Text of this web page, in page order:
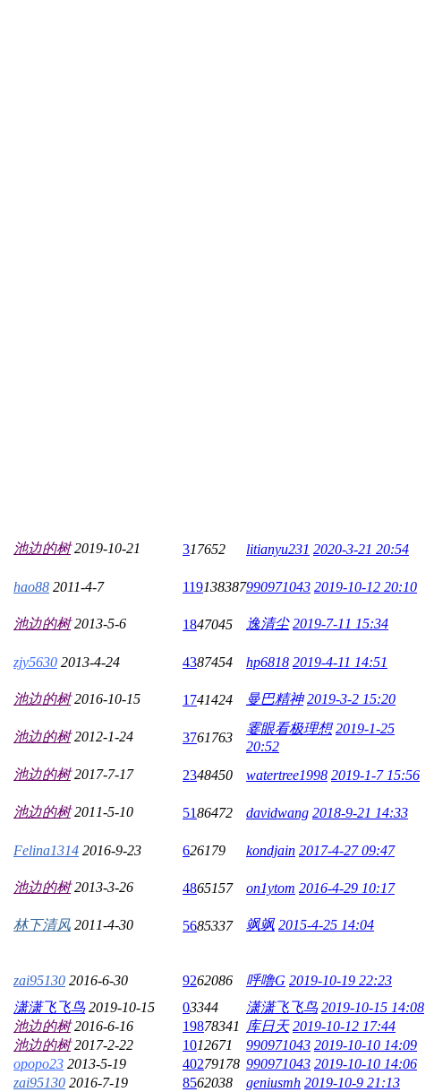
池边的树 2019-10-21 317652 litianyu231 2020-3-21 20:54
hao88 2011-4-7 119138387990971043 2019-10-12 20:10
池边的树 2013-5-6 1847045 逸清尘 2019-7-11 15:34
zjy5630 2013-4-24 4387454 hp6818 2019-4-11 14:51
池边的树 2016-10-15 1741424 曼巴精神 2019-3-2 15:20
池边的树 2012-1-24 3761763
霎眼看极理想 2019-1-25
20:52
池边的树 2017-7-17 2348450 watertree1998 2019-1-7 15:56
池边的树 2011-5-10 5186472 davidwang 2018-9-21 14:33
Felina1314 2016-9-23 626179 kondjain 2017-4-27 09:47
池边的树 2013-3-26 4865157 on1ytom 2016-4-29 10:17
林下清风 2011-4-30 5685337 飒飒 2015-4-25 14:04
zai95130 2016-6-30 9262086 呼噜G 2019-10-19 22:23
潇潇飞飞鸟 2019-10-15 03344 潇潇飞飞鸟 2019-10-15 14:08
池边的树 2016-6-16 19878341 库日天 2019-10-12 17:44
池边的树 2017-2-22 1012671 990971043 2019-10-10 14:09
opopo23 2013-5-19 40279178 990971043 2019-10-10 14:06
zai95130 2016-7-19 8562038 geniusmh 2019-10-9 21:13